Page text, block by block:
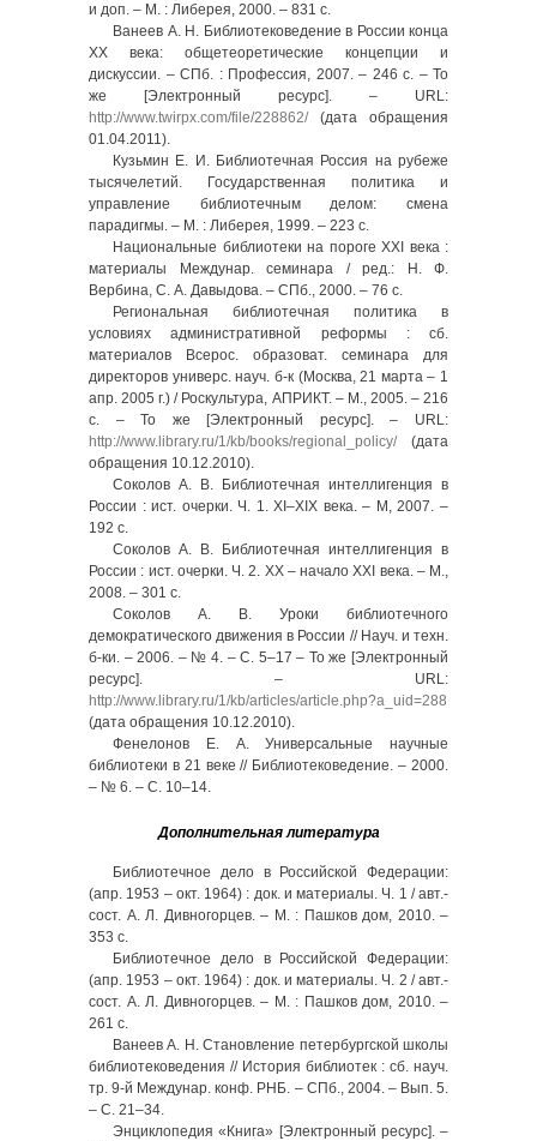
и доп. – М. : Либерея, 2000. – 831 с.
Ванеев А. Н. Библиотековедение в России конца
XX века: общетеоретические концепции и
дискуссии. – СПб. : Профессия, 2007. – 246 с. – То
же [Электронный ресурс]. – URL:
http://www.twirpx.com/file/228862/(дата обращения
01.04.2011).
Кузьмин Е. И. Библиотечная Россия на рубеже
тысячелетий. Государственная политика и
управление библиотечным делом: смена
парадигмы. – М. : Либерея, 1999. – 223 с.
Национальные библиотеки на пороге XXI века :
материалы Междунар. семинара / ред.: Н. Ф.
Вербина, С. А. Давыдова. – СПб., 2000. – 76 с.
Региональная библиотечная политика в
условиях административной реформы : сб.
материалов Всерос. образоват. семинара для
директоров универс. науч. б-к (Москва, 21 марта – 1
апр. 2005 г.) / Роскультура, АПРИКТ. – М., 2005. – 216
с. – То же [Электронный ресурс]. – URL:
http://www.library.ru/1/kb/books/regional_policy/(дата
обращения 10.12.2010).
Соколов А. В. Библиотечная интеллигенция в
России : ист. очерки. Ч. 1. XI–XIX века. – М, 2007. –
192 с.
Соколов А. В. Библиотечная интеллигенция в
России : ист. очерки. Ч. 2. ХХ – начало XXI века. – М.,
2008. – 301 с.
Соколов А. В. Уроки библиотечного
демократического движения в России // Науч. и техн.
б-ки. – 2006. – № 4. – С. 5–17 – То же [Электронный
ресурс]. – URL:
http://www.library.ru/1/kb/articles/article.php?a_uid=288
(дата обращения 10.12.2010).
Фенелонов Е. А. Универсальные научные
библиотеки в 21 веке // Библиотековедение. – 2000.
– № 6. – C. 10–14.
Дополнительная литература
Библиотечное дело в Российской Федерации:
(апр. 1953 – окт. 1964) : док. и материалы. Ч. 1 / авт.-
сост. А. Л. Дивногорцев. – М. : Пашков дом, 2010. –
353 с.
Библиотечное дело в Российской Федерации:
(апр. 1953 – окт. 1964) : док. и материалы. Ч. 2 / авт.-
сост. А. Л. Дивногорцев. – М. : Пашков дом, 2010. –
261 с.
Ванеев А. Н. Становление петербургской школы
библиотековедения // История библиотек : сб. науч.
тр. 9-й Междунар. конф. РНБ. – СПб., 2004. – Вып. 5.
– С. 21–34.
Энциклопедия «Книга» [Электронный ресурс]. –